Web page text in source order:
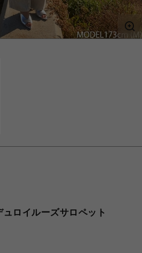
ロイルーズサロペット